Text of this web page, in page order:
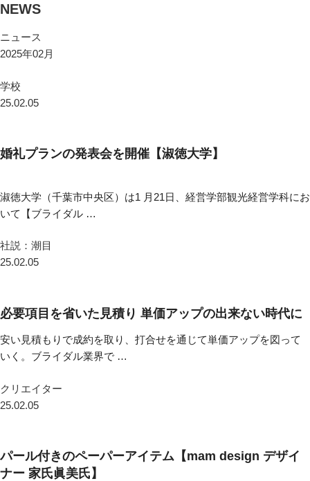
NEWS
ニュース
2025年02月
学校
25.02.05
婚礼プランの発表会を開催【淑徳大学】
淑徳大学（千葉市中央区）は1 月21日、経営学部観光経営学科にお
いて【ブライダル …
社説：潮目
25.02.05
必要項目を省いた見積り 単価アップの出来ない時代に
安い見積もりで成約を取り、打合せを通じて単価アップを図って
いく。ブライダル業界で …
クリエイター
25.02.05
パール付きのペーパーアイテム【mam design デザイ
ナー 家氏眞美氏】